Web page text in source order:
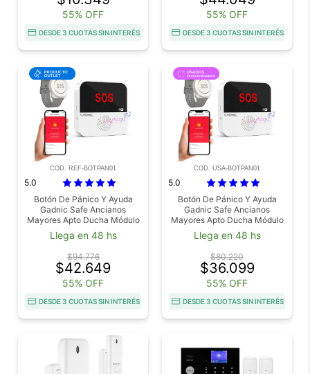
55% OFF
DESDE 3 CUOTAS SIN INTERÉS
55% OFF
DESDE 3 CUOTAS SIN INTERÉS
COD. REF-BOTPAN01
5.0
Botón De Pánico Y Ayuda
Gadnic Safe Ancianos
Mayores Apto Ducha Módulo
Pulsera Outlet
Llega en 48 hs
$94.776
$42.649
55% OFF
DESDE 3 CUOTAS SIN INTERÉS
COD. USA-BOTPAN01
5.0
Botón De Pánico Y Ayuda
Gadnic Safe Ancianos
Mayores Apto Ducha Módulo
Pulsera Usado
Llega en 48 hs
$80.220
$36.099
55% OFF
DESDE 3 CUOTAS SIN INTERÉS